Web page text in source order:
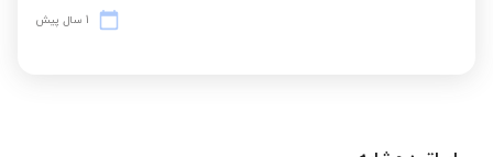
1 سال پیش